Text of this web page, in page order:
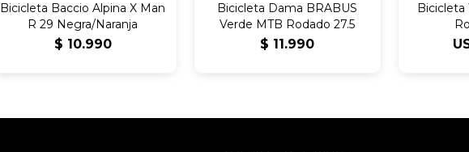
Bicicleta Baccio Alpina X Man
R 29 Negra/Naranja
$ 10.990
Bicicleta Dama BRABUS
Verde MTB Rodado 27.5
$ 11.990
Bicicleta